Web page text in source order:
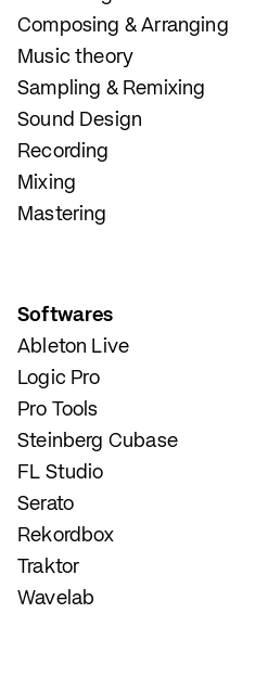
Composing & Arranging
Music theory
Sampling & Remixing
Sound Design
Recording
Mixing
Mastering
Softwares
Ableton Live
Logic Pro
Pro Tools
Steinberg Cubase
FL Studio
Serato
Rekordbox
Traktor
Wavelab